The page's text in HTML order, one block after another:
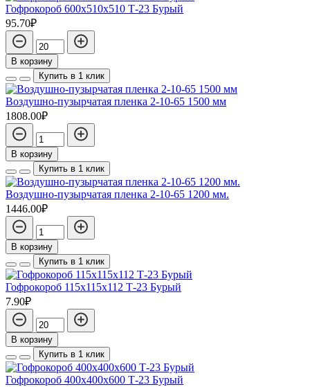
Гофрокороб 600х510х510 Т-23 Бурый
95.70₽
В корзину
Купить в 1 клик
Воздушно-пузырчатая пленка 2-10-65 1500 мм
1808.00₽
В корзину
Купить в 1 клик
Воздушно-пузырчатая пленка 2-10-65 1200 мм.
1446.00₽
В корзину
Купить в 1 клик
Гофрокороб 115х115х112 Т-23 Бурый
7.90₽
В корзину
Купить в 1 клик
Гофрокороб 400х400х600 Т-23 Бурый